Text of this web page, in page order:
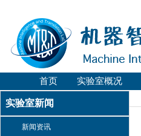
首页 实验室概况
实验室新闻
新闻资讯